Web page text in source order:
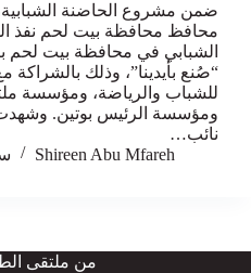
ضمن مشروع الحاضنة
محافظ محافظة بيت لحم نفذ
الشبابي في محافظة بيت لحم
“صُنع بأيدينا”، وذلك بالشراكة
للشباب والرياضة، ومؤسسة
ومؤسسة الرئيس بوتين. وشهدت
نائب…
Shireen Abu Mfareh
من ملتقى